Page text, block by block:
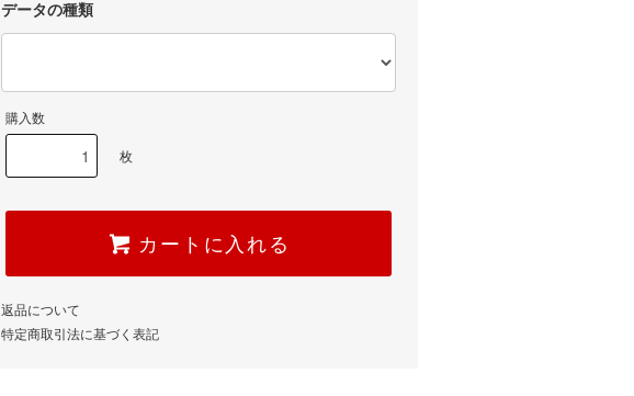
データの種類
購入数
枚
カートに入れる
返品について
特定商取引法に基づく表記